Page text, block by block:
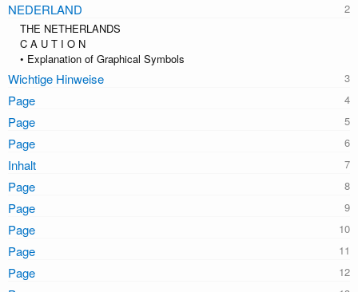
NEDERLAND
THE NETHERLANDS
C A U T I O N
• Explanation of Graphical Symbols
Wichtige Hinweise
Page
Page
Page
Inhalt
Page
Page
Page
Page
Page